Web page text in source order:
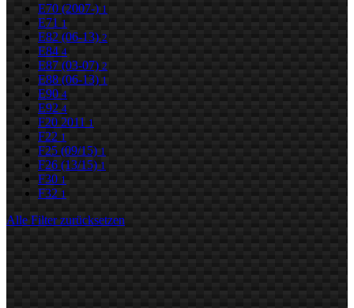
E70 (2007-) 1
E71 1
E82 (06-13) 2
E84 4
E87 (03-07) 2
E88 (06-13) 1
E90 4
E92 4
F20 2011 1
F22 1
F25 (09/15) 1
F26 (13/15) 1
F30 1
F32 1
Alle Filter zurücksetzen